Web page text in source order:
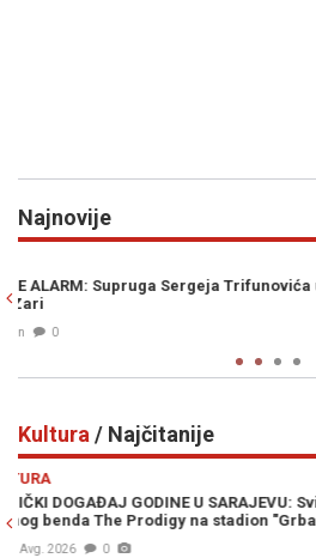
Najnovije
u krađi OVO SU KANDIDATI SNSD-a ZA
Kultura / Najčitanije
OPĆINA NOVI GRAD SARAJEVO
Bogat filmski program za sve
lokacije (FOTO)